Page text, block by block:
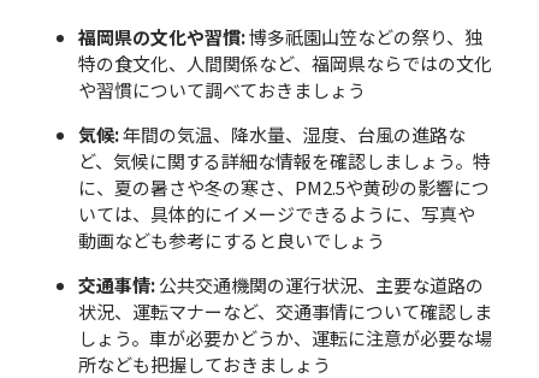
福岡県の文化や習慣:博多祇園山笠などの祭り、独
特の食文化、人間関係など、福岡県ならではの文化
や習慣について調べておきましょう
気候:年間の気温、降水量、湿度、台風の進路な
ど、気候に関する詳細な情報を確認しましょう。特
に、夏の暑さや冬の寒さ、PM2.5や黄砂の影響につ
いては、具体的にイメージできるように、写真や
動画なども参考にすると良いでしょう
交通事情:公共交通機関の運行状況、主要な道路の
状況、運転マナーなど、交通事情について確認しま
しょう。車が必要かどうか、運転に注意が必要な場
所なども把握しておきましょう